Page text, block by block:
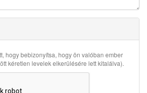
hogy bebizonyítsa, hogy ön valóban ember
kéretlen levelek elkerülésére lett kitalálva).